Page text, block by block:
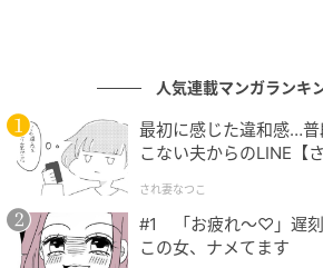
芝さんは「スタッフ＝年上」という
社会の人と思っているようで、良い
興味を持てるようです。
永野さんもスタッフには全員に敬語
で、飲みに行くときも敬語で話す
いと話します。
人気連載マンガランキ
最初に感じた違和感…
こない夫からのLINE【
され妻なつこ
#1 「お疲れ〜♡」遅刻
この女、ナメてます